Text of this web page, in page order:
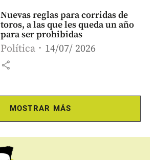
Nuevas reglas para corridas de
toros, a las que les queda un año
para ser prohibidas
Política 14/07/ 2026
share
MOSTRAR MÁS